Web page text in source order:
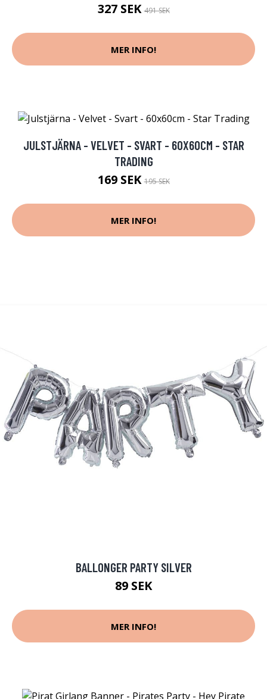
327 SEK491 SEK
MER INFO!
JULSTJÄRNA - VELVET - SVART - 60X60CM - STAR
TRADING
169 SEK195 SEK
MER INFO!
BALLONGER PARTY SILVER
89 SEK
MER INFO!